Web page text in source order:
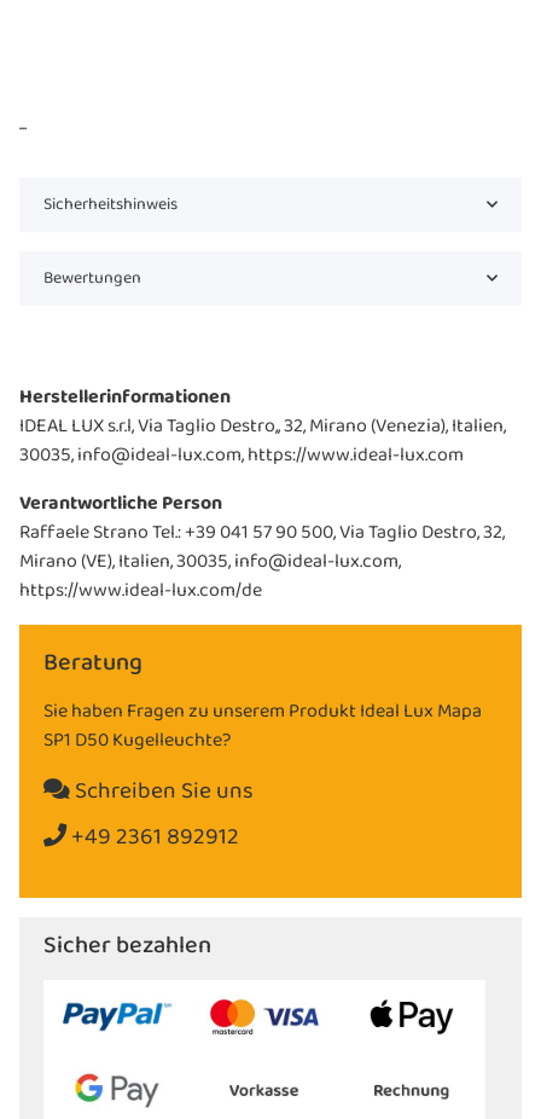
...
Sicherheitshinweis
Bewertungen
Herstellerinformationen
IDEAL LUX s.r.l, Via Taglio Destro,, 32, Mirano (Venezia), Italien,
30035, info@ideal-lux.com, https://www.ideal-lux.com
Verantwortliche Person
Raffaele Strano Tel.: +39 041 57 90 500, Via Taglio Destro, 32,
Mirano (VE), Italien, 30035, info@ideal-lux.com,
https://www.ideal-lux.com/de
Beratung
Sie haben Fragen zu unserem Produkt Ideal Lux Mapa
SP1 D50 Kugelleuchte?
Schreiben Sie uns
+49 2361 892912
Sicher bezahlen